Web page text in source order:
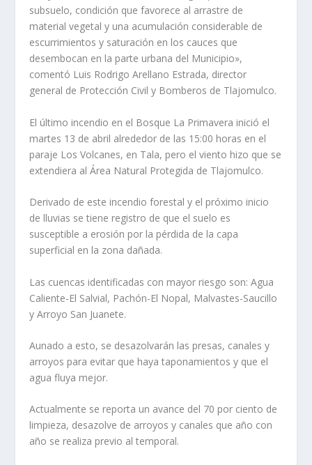
subsuelo, condición que favorece al arrastre de
material vegetal y una acumulación considerable de
escurrimientos y saturación en los cauces que
desembocan en la parte urbana del Municipio»,
comentó Luis Rodrigo Arellano Estrada, director
general de Protección Civil y Bomberos de Tlajomulco.
El último incendio en el Bosque La Primavera inició el
martes 13 de abril alrededor de las 15:00 horas en el
paraje Los Volcanes, en Tala, pero el viento hizo que se
extendiera al Área Natural Protegida de Tlajomulco.
Derivado de este incendio forestal y el próximo inicio
de lluvias se tiene registro de que el suelo es
susceptible a erosión por la pérdida de la capa
superficial en la zona dañada.
Las cuencas identificadas con mayor riesgo son: Agua
Caliente-El Salvial, Pachón-El Nopal, Malvastes-Saucillo
y Arroyo San Juanete.
Aunado a esto, se desazolvarán las presas, canales y
arroyos para evitar que haya taponamientos y que el
agua fluya mejor.
Actualmente se reporta un avance del 70 por ciento de
limpieza, desazolve de arroyos y canales que año con
año se realiza previo al temporal.